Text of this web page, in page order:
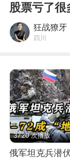
股票亏了很
狂战獠牙
四川
3720 次播放
俄军坦克兵潜